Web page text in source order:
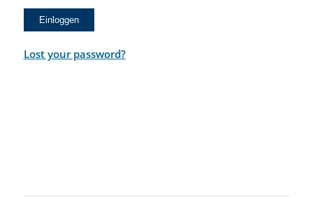
Lost your password?